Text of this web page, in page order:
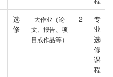
选
修
大作业（论
文、报告、项
目或作品等）
2
专
业
选
修
课
程